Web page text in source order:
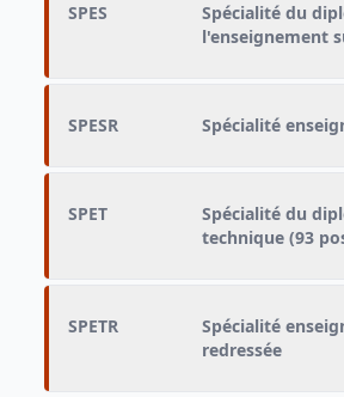
SPES
Spécialité du
l'enseignement
SPESR Spécialité
SPET
Spécialité du
technique (93
SPETR
Spécialité
redressée